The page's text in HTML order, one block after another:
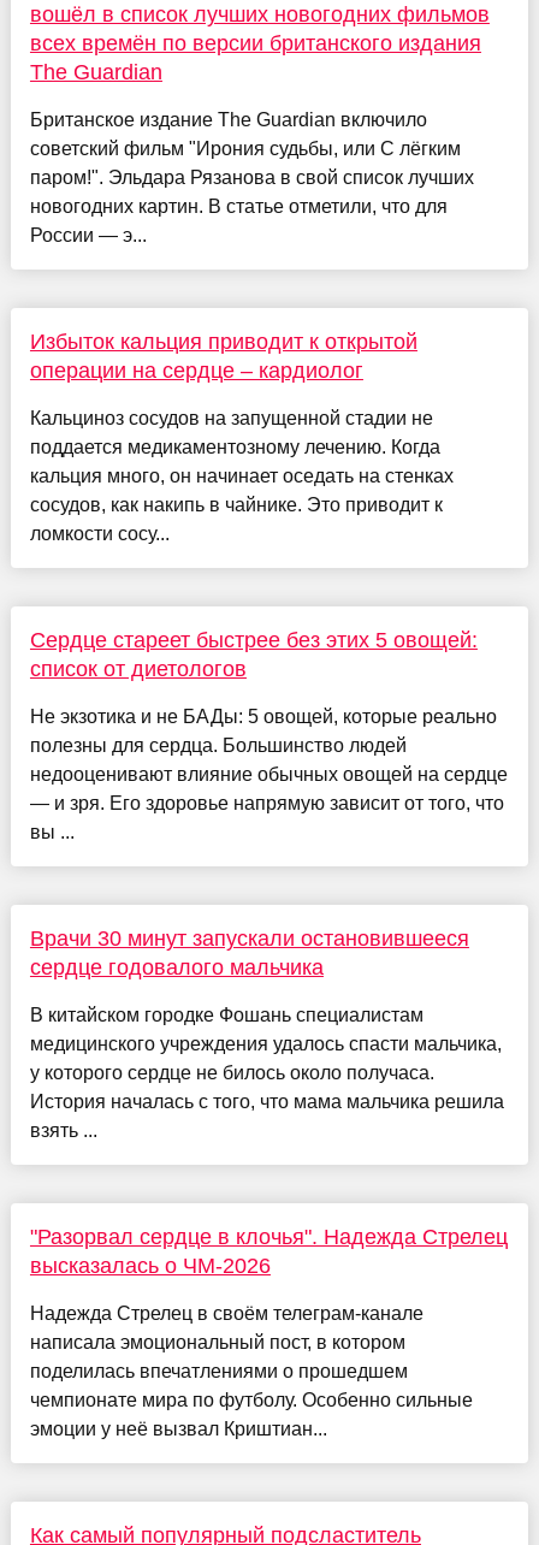
вошёл в список лучших новогодних фильмов
всех времён по версии британского издания
The Guardian
Британское издание The Guardian включило
советский фильм "Ирония судьбы, или С лёгким
паром!". Эльдара Рязанова в свой список лучших
новогодних картин. В статье отметили, что для
России — э...
Избыток кальция приводит к открытой
операции на сердце – кардиолог
Кальциноз сосудов на запущенной стадии не
поддается медикаментозному лечению. Когда
кальция много, он начинает оседать на стенках
сосудов, как накипь в чайнике. Это приводит к
ломкости сосу...
Сердце стареет быстрее без этих 5 овощей:
список от диетологов
Не экзотика и не БАДы: 5 овощей, которые реально
полезны для сердца. Большинство людей
недооценивают влияние обычных овощей на сердце
— и зря. Его здоровье напрямую зависит от того, что
вы ...
Врачи 30 минут запускали остановившееся
сердце годовалого мальчика
В китайском городке Фошань специалистам
медицинского учреждения удалось спасти мальчика,
у которого сердце не билось около получаса.
История началась с того, что мама мальчика решила
взять ...
"Разорвал сердце в клочья". Надежда Стрелец
высказалась о ЧМ-2026
Надежда Стрелец в своём телеграм-канале
написала эмоциональный пост, в котором
поделилась впечатлениями о прошедшем
чемпионате мира по футболу. Особенно сильные
эмоции у неё вызвал Криштиан...
Как самый популярный подсластитель